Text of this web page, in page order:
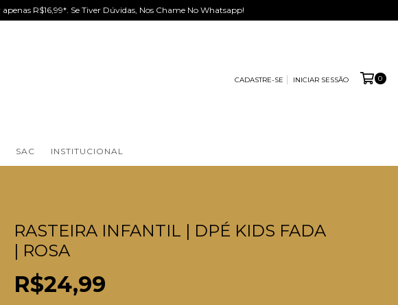
R$16,99*. Se Tiver Dúvidas, Nos Chame No Whatsapp!
CADASTRE-SE INICIAR SESSÃO 0
SAC INSTITUCIONAL
RASTEIRA INFANTIL | DPÉ KIDS FADA
| ROSA
R$24,99